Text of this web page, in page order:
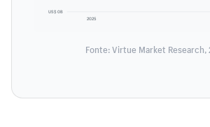
US$ 0B
2025
Fonte: Virtue Market Research,